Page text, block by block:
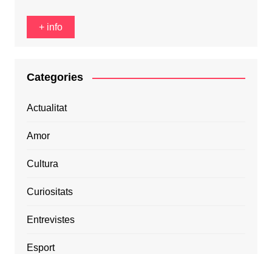
+ info
Categories
Actualitat
Amor
Cultura
Curiositats
Entrevistes
Esport